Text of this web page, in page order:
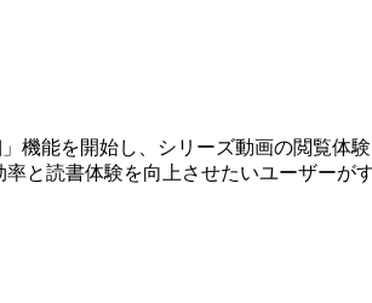
機能を開始し、シリーズ動画の閲覧体
と読書体験を向上させたいユーザーが